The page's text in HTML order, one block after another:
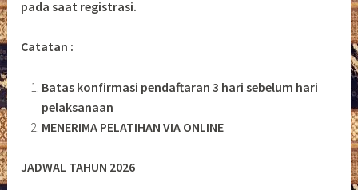
pada saat registrasi.
Catatan :
Batas konfirmasi pendaftaran 3 hari sebelum hari
pelaksanaan
MENERIMA PELATIHAN VIA ONLINE
JADWAL TAHUN 2026